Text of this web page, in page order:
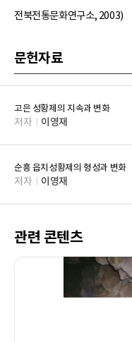
전북전통문화연구소, 2003)
문헌자료
고은 성황제의 지속과 변화
저자 이영재
순흥 읍치성황제의 형성과 변화
저자 이영재
관련 콘텐츠